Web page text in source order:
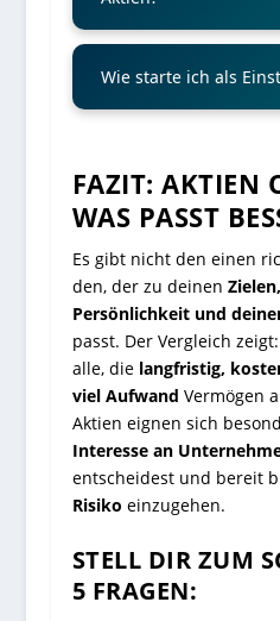
Wie starte ich als
FAZIT: AKTIEN
WAS PASST
Es gibt nicht den einen
den, der zu deinen
Persönlichkeit und
passt. Der Vergleich
alle, die langfristig,
viel Aufwand Vermögen
Aktien eignen sich
Interesse an
entscheidest und bereit
Risiko einzugehen.
STELL DIR ZUM
5 FRAGEN: